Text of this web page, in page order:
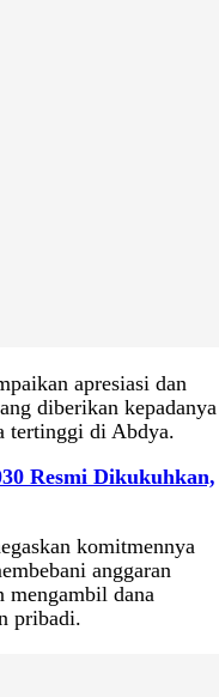
apresiasi dan
diberikan kepadanya
tertinggi di Abdya.
Resmi Dikukuhkan,
komitmennya
anggaran
mengambil dana
pribadi.